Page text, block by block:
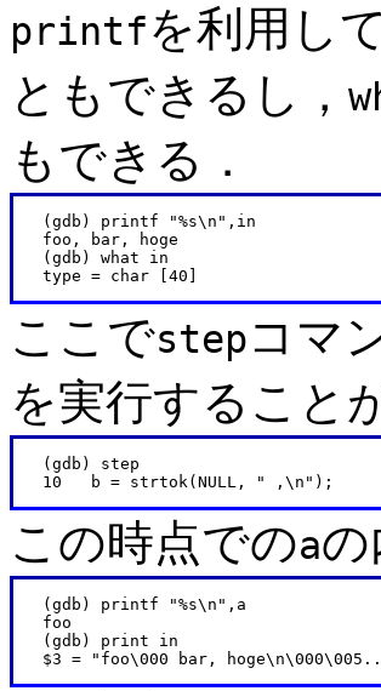
printfを利用し
ともできるし，
もできる．
   (gdb) printf "%s\n",in
   foo, bar, hoge
   (gdb) what in
ここでstepコマ
を実行すること
   (gdb) step
この時点でのaの
   (gdb) printf "%s\n",a
   foo
   (gdb) print in